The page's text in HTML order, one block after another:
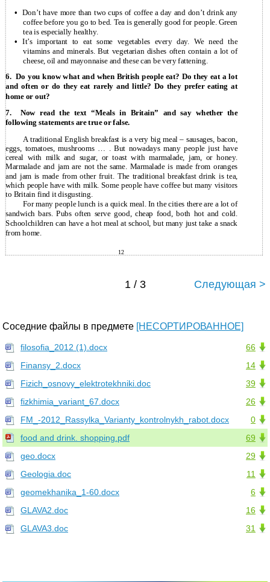
•
Don’t have more than two cups of coffee a day and don’t drink any
coffee before you go to bed. Tea is generally good for people. Green
tea is especially healthy.
• It’s important to eat some vegetables every day. We need the
vitamins and minerals. But vegetarian dishes often contain a lot of
cheese, oil and mayonnaise and these can be very fattening.
6. Do you know what and when British people eat? Do they eat a lot
and often or do they eat rarely and little? Do they prefer eating at
home or out?
7. Now read the text “Meals in Britain” and say whether the
following statements are true or false.
A traditional English breakfast is a very big meal – sausages, bacon,
eggs, tomatoes, mushrooms … . But nowadays many people just have
cereal with milk and sugar, or toast with marmalade, jam, or honey.
Marmalade and jam are not the same. Marmalade is made from oranges
and jam is made from other fruit. The traditional breakfast drink is tea,
which people have with milk. Some people have coffee but many visitors
to Britain find it disgusting.
For many people lunch is a quick meal. In the cities there are a lot of
sandwich bars. Pubs often serve good, cheap food, both hot and cold.
Schoolchildren can have a hot meal at school, but many just take a snack
from home.
12
1 / 3 Следующая >
Соседние файлы в предмете [НЕСОРТИРОВАННОЕ]
66
filosofia_2012 (1).docx
14
Finansy_2.docx
39
Fizich_osnovy_elektrotekhniki.doc
26
fizkhimia_variant_67.docx
0
FM_-2012_Rassylka_Varianty_kontrolnykh_rabot.docx
69
food and drink. shopping.pdf
29
geo.docx
11
Geologia.doc
6
geomekhanika_1-60.docx
16
GLAVA2.doc
31
GLAVA3.doc